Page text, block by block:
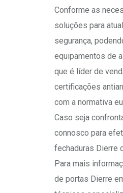
Conforme as
soluções para
segurança,
equipamentos de
que é líder de
certificações
com a normativa
Caso seja
connosco para
fechaduras Dierre
Para mais
de portas Dierre